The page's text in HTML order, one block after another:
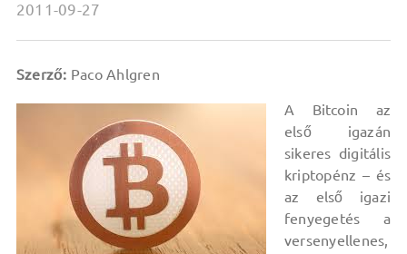
2011-09-27
Szerző: Paco Ahlgren
A Bitcoin az
első igazán
sikeres digitális
kriptopénz – és
az első igazi
fenyegetés a
versenyellenes,